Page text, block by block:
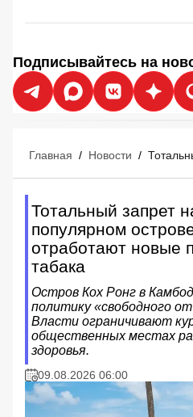
Подписывайтесь на
Главная / Новости /
Тотальный запрет
популярном
отработают новые
табака
Остров Кох Ронг в
политику «свободного
Власти ограничивают
общественных местах
здоровья.
09.08.2026 06:00